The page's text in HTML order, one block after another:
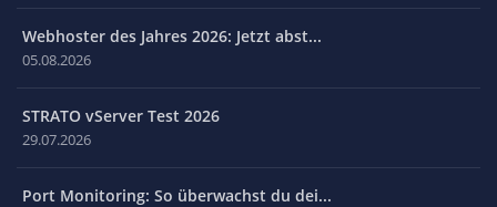
Webhoster des Jahres 2026: Jetzt abst...
05.08.2026
STRATO vServer Test 2026
29.07.2026
Port Monitoring: So überwachst du dei...